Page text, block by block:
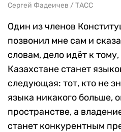
Сергей Фадеичев / ТАСС
Один из членов
позвонил мне сам и
словам, дело идёт к
Казахстане станет
следующая: тот, кто не
языка никакого больше,
пространстве, а
станет конкурентным